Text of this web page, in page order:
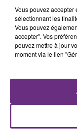
11h04
11h04
That Don't
Vous pouvez accepter
sélectionnant les
Vous pouvez
accepter". Vos
pouvez mettre à jour
moment via le lien